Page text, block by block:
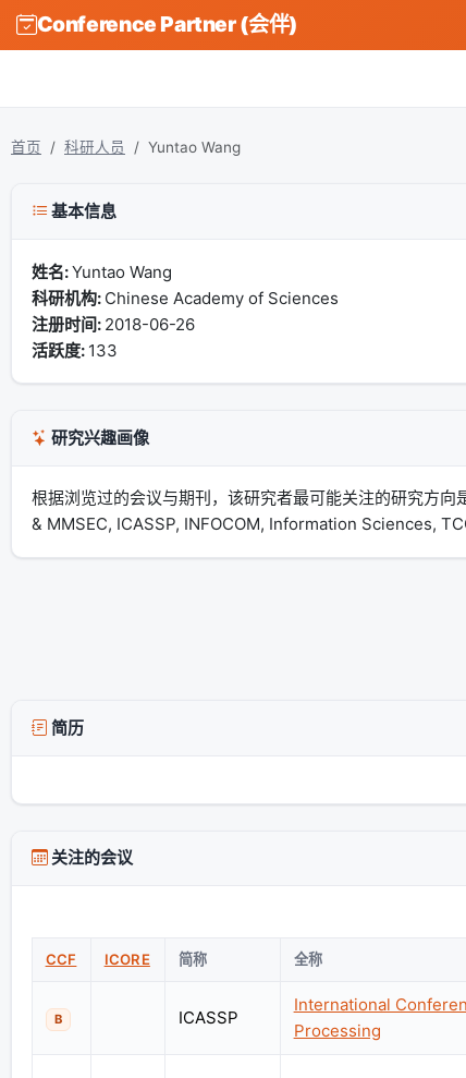
Conference Partner (会伴)
首页 科研人员 Yuntao Wang
基本信息
姓名:Yuntao Wang
科研机构: Chinese Academy of Sciences
注册时间: 2018-06-26
活跃度: 133
研究兴趣画像
根据浏览过的会议与期刊，该研究者最可能关注的研究方
& MMSEC, ICASSP, INFOCOM, Information Sciences,
简历
关注的会议
CCF ICORE 简称 全称
B ICASSP
International
Processing